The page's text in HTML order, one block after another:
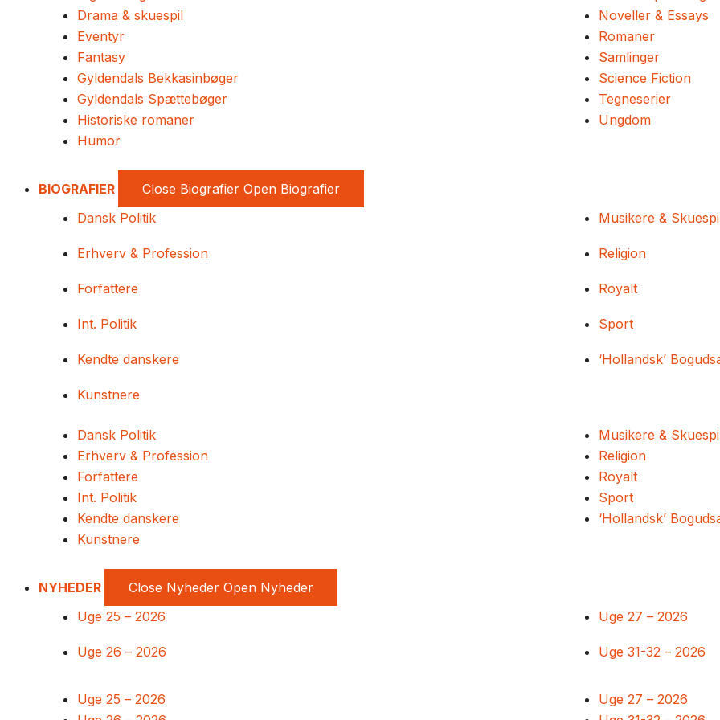
Drama & skuespil
Eventyr
Fantasy
Gyldendals Bekkasinbøger
Gyldendals Spættebøger
Historiske romaner
Humor
Noveller & Essays
Romaner
Samlinger
Science Fiction
Tegneserier
Ungdom
BIOGRAFIER Close Biografier Open Biografier
Dansk Politik
Erhverv & Profession
Forfattere
Int. Politik
Kendte danskere
Kunstnere
Musikere &
Religion
Royalt
Sport
‘Hollandsk’
Dansk Politik
Erhverv & Profession
Forfattere
Int. Politik
Kendte danskere
Kunstnere
Musikere &
Religion
Royalt
Sport
‘Hollandsk’
NYHEDER Close Nyheder Open Nyheder
Uge 25 – 2026
Uge 26 – 2026
Uge 27 – 2026
Uge 31-32 – 2026
Uge 25 – 2026
Uge 27 – 2026